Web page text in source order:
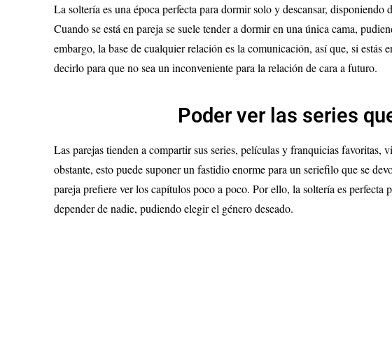
La soltería es una época perfecta para dormir solo y descansar, disponiendo
Cuando se está en pareja se suele tender a dormir en una única cama,
embargo, la base de cualquier relación es la comunicación, así que, si estás
decirlo para que no sea un inconveniente para la relación de cara a futuro.
Poder ver las series
Las parejas tienden a compartir sus series, películas y franquicias favoritas,
obstante, esto puede suponer un fastidio enorme para un seriefilo que se
pareja prefiere ver los capítulos poco a poco. Por ello, la soltería es perfecta
depender de nadie, pudiendo elegir el género deseado.